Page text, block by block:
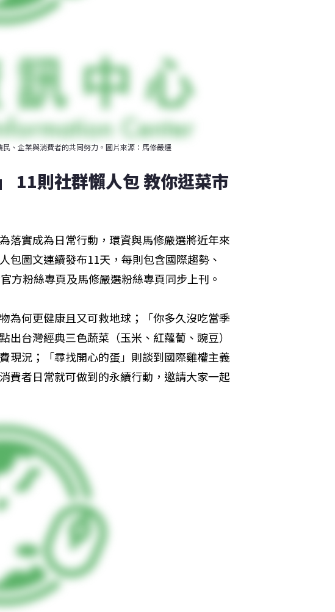
、企業與消費者的共同努力。圖片來源：馬修嚴選
11則社群懶人包 教你逛菜市
落實成為日常行動，環資與馬修嚴選將近年來
包圖文連續發布11天，每則包含國際趨勢、
方粉絲專頁及馬修嚴選粉絲專頁同步上刊。
為何更健康且又可救地球；「你多久沒吃當季
台灣經典三色蔬菜（玉米、紅蘿蔔、豌豆）
現況；「尋找開心的蛋」則談到國際雞權主義
費者日常就可做到的永續行動，邀請大家一起